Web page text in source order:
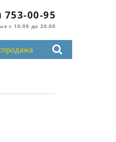
753-00-95
с 10.00 до 20.00